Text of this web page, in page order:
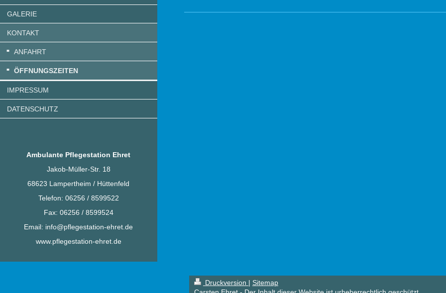
GALERIE
KONTAKT
ANFAHRT
ÖFFNUNGSZEITEN
IMPRESSUM
DATENSCHUTZ
Ambulante Pflegestation Ehret
Jakob-Müller-Str. 18
68623 Lampertheim / Hüttenfeld
Telefon: 06256 / 8599522
Fax: 06256 / 8599524
Email: info@pflegestation-ehret.de
www.pflegestation-ehret.de
Druckversion | Sitemap